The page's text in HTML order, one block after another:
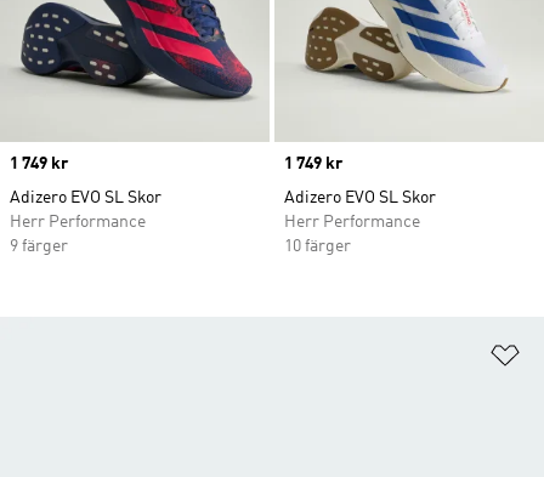
Price
1 749 kr
Adizero EVO SL Skor
Herr Performance
9 färger
Price
1 749 kr
Adizero EVO SL Skor
Herr Performance
10 färger